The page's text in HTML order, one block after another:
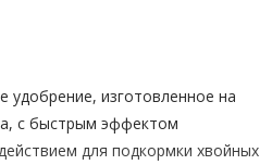
удобрение, изготовленное на
с быстрым эффектом
для подкормки хвойных